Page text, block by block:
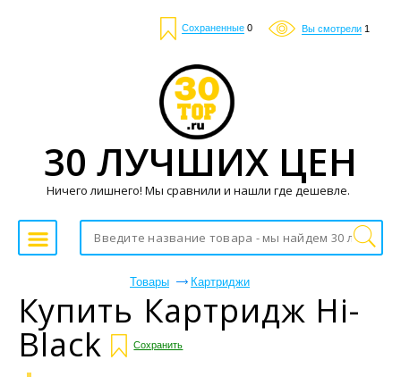
Сохраненные 0 Вы смотрели 1
Товары Картриджи
Купить Картридж Hi-
Black Сохранить
30 ЛУЧШИХ ЦЕН
Ничего лишнего! Мы сравнили и нашли где дешевле.